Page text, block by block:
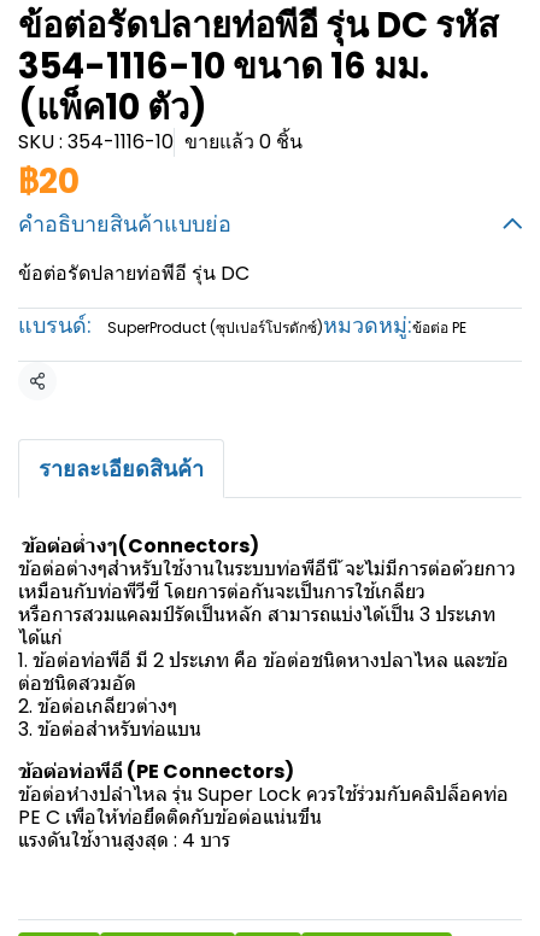
ข้อต่อรัดปลายท่อพีอี รุ่น DC รหัส
354-1116-10 ขนาด 16 มม.
(แพ็ค10 ตัว)
SKU : 354-1116-10 ขายแล้ว 0 ชิ้น
฿20
คำอธิบายสินค้าแบบย่อ
ข้อต่อรัดปลายท่อพีอี รุ่น DC
แบรนด์: SuperProduct (ซุปเปอร์โปรดักซ์)หมวดหมู่:ข้อต่อ PE
แชร์
รายละเอียดสินค้า
ข้อต่อต่ำงๆ(Connectors)
ข้อต่อต่างๆสำหรับใช้งานในระบบท่อพีอีนี ้จะไม่มีการต่อด้วยกาว
เหมือนกับท่อพีวีซี โดยการต่อกันจะเป็นการใช้เกลียว
หรือการสวมแคลมป์รัดเป็นหลัก สามารถแบ่งได้เป็น 3 ประเภท
ได้แก่
1. ข้อต่อท่อพีอี มี 2 ประเภท คือ ข้อต่อชนิดหางปลาไหล และข้อ
ต่อชนิดสวมอัด
2. ข้อต่อเกลียวต่างๆ
3. ข้อต่อสำหรับท่อแบน
ข้อต่อท่อพีอี (PE Connectors)
ข้อต่อหำงปลำไหล รุ่น Super Lock ควรใช้ร่วมกับคลิปล็อคท่อ
PE C เพือให้ท่อยึดติดกับข้อต่อแน่นขึน
แรงดันใช้งานสูงสุด : 4 บาร